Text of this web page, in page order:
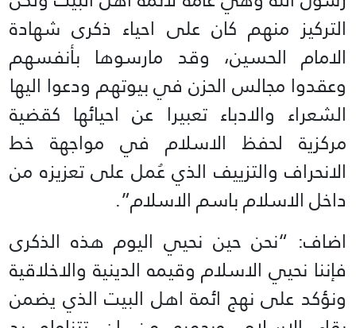
التركيز منهم كان على احياء ذكرى شهادة
الامام الحسين، وقد مارسوها بأنفسهم
وعقدوا مجالس الحزن في بيوتهم ودعوا اليها
الشعراء والادباء تعبيرا عن احيائها كقضية
مركزية لحفظ الاسلام في مواجهة خط
الانحراف والتزييف الذي عُمل على تعزيزه من
داخل الاسلام باسم الاسلام”.
اضاف: “نحن حين نحيي اليوم هذه الذكرى
فإننا نحيي الاسلام وقيمه الدينية والاخلاقية
ونؤكد على نهج ائمة اهل البيت الذي يضمن